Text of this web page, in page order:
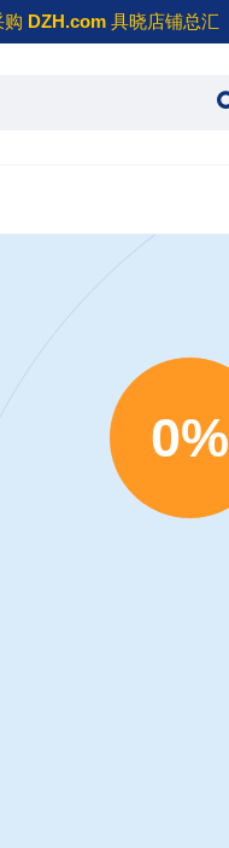
购 DZH.com 具晓店铺总汇
0%